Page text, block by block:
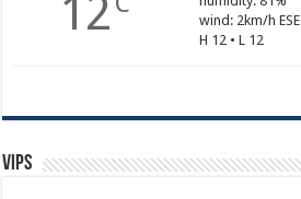
12
wind: 2km/h ESE
H 12 • L 12
Vips